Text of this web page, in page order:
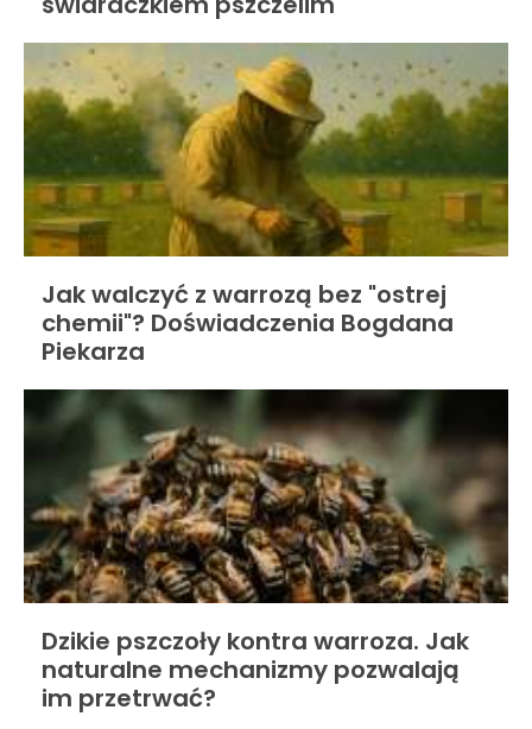
Jak walczyć z warrozą bez "ostrej
chemii"? Doświadczenia Bogdana
Piekarza
Dzikie pszczoły kontra warroza. Jak
naturalne mechanizmy pozwalają
im przetrwać?